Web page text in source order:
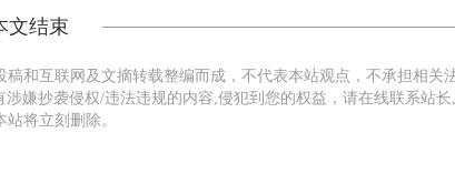
文结束
和互联网及文摘转载整编而成，不代表本站观点，不承担相关
嫌抄袭侵权/违法违规的内容,侵犯到您的权益，请在线联系站长
站将立刻删除。